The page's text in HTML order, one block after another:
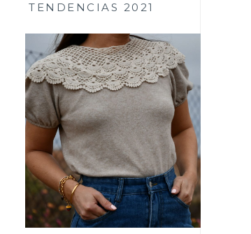
TENDENCIAS 2021